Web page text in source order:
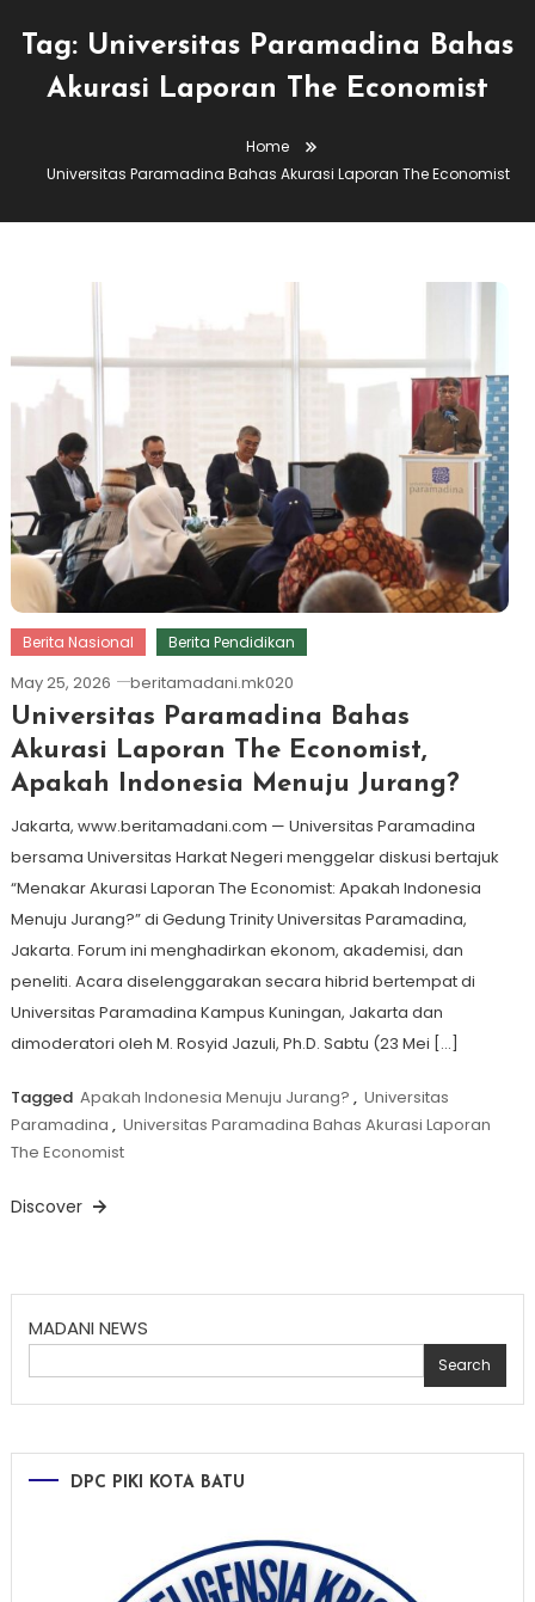
Tag: Universitas Paramadina Bahas
Akurasi Laporan The Economist
Home
Universitas Paramadina Bahas Akurasi Laporan The Economist
Berita Nasional Berita Pendidikan
May 25, 2026 beritamadani.mk020
Universitas Paramadina Bahas
Akurasi Laporan The Economist,
Apakah Indonesia Menuju Jurang?
Jakarta, www.beritamadani.com — Universitas Paramadina
bersama Universitas Harkat Negeri menggelar diskusi bertajuk
“Menakar Akurasi Laporan The Economist: Apakah Indonesia
Menuju Jurang?” di Gedung Trinity Universitas Paramadina,
Jakarta. Forum ini menghadirkan ekonom, akademisi, dan
peneliti. Acara diselenggarakan secara hibrid bertempat di
Universitas Paramadina Kampus Kuningan, Jakarta dan
dimoderatori oleh M. Rosyid Jazuli, Ph.D. Sabtu (23 Mei […]
Tagged Apakah Indonesia Menuju Jurang? , Universitas
Paramadina , Universitas Paramadina Bahas Akurasi Laporan
The Economist
Discover
MADANI NEWS
Search
DPC PIKI KOTA BATU